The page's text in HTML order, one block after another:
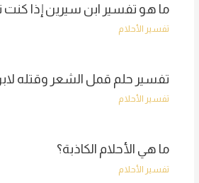
ما هو تفسير ابن سيرين إذا كنت
تفسير الأحلام
تفسير حلم قمل الشعر وقتله
تفسير الأحلام
ما هي الأحلام الكاذبة؟
تفسير الأحلام